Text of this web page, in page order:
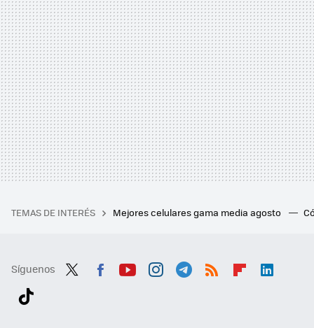
TEMAS DE INTERÉS Mejores celulares gama media agosto
Síguenos